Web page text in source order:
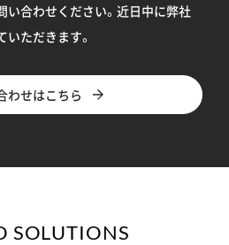
合わせください。 近日中に弊社
ただきます。
わせはこちら
SOLUTIONS